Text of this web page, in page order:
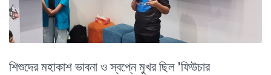
শিশুদের মহাকাশ ভাবনা ও স্বপ্নে মুখর ছিল 'ফিউচার